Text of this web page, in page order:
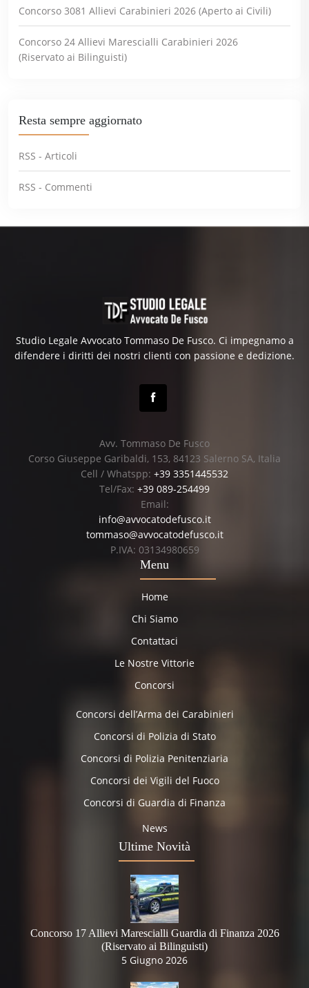
Concorso 3081 Allievi Carabinieri 2026 (Aperto ai Civili)
Concorso 24 Allievi Marescialli Carabinieri 2026
(Riservato ai Bilinguisti)
Resta sempre aggiornato
RSS - Articoli
RSS - Commenti
Studio Legale Avvocato Tommaso De Fusco. Ci impegnamo a
difendere i diritti dei nostri clienti con passione e dedizione.
Avv. Tommaso De Fusco
Corso Giuseppe Garibaldi, 153, 84123 Salerno SA, Italia
Cell / Whatspp: +39 3351445532
Tel/Fax: +39 089-254499
Email:
info@avvocatodefusco.it
tommaso@avvocatodefusco.it
P.IVA: 03134980659
Menu
Home
Chi Siamo
Contattaci
Le Nostre Vittorie
Concorsi
Concorsi dell’Arma dei Carabinieri
Concorsi di Polizia di Stato
Concorsi di Polizia Penitenziaria
Concorsi dei Vigili del Fuoco
Concorsi di Guardia di Finanza
News
Ultime Novità
Concorso 17 Allievi Marescialli Guardia di Finanza 2026
(Riservato ai Bilinguisti)
5 Giugno 2026